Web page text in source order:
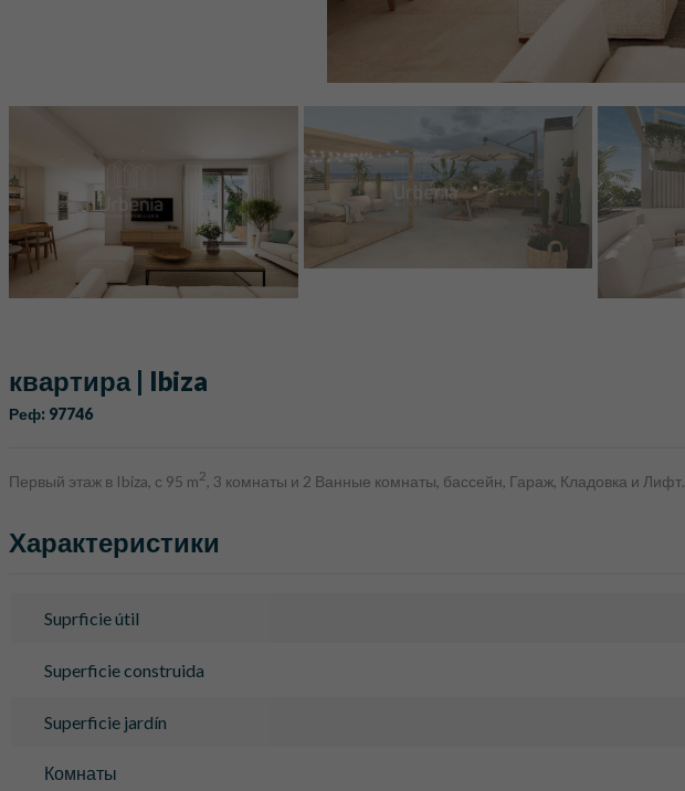
квартира | Ibiza
Реф: 97746
Первый этаж в Ibiza, с 95 m2, 3 комнаты и 2 Ванные комнаты, бассейн, Гараж, Кладовка и Лифт.
Характеристики
Suprficie útil
Superficie construida
Superficie jardín
Комнаты